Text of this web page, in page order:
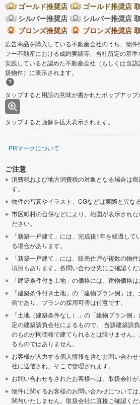
ゴールド推奨店
ゴールド推奨店
シルバー推奨店
シルバー推奨店
ブロンズ推奨店
ブロンズ推奨店
広告商品を購入している不動産会社のうち、物
フー不動産における成約実績等、当社所定の基
実践していると認めた不動産会社（もしくは当
扱物件）に表示されます。
タップすると用語の意味が書かれたポップアップ
タップすると画像を拡大表示されます。
PRマークについて
ご注意
消費税および地方消費税の対象となる場合は
す。
物件の写真やイラスト、CGなどは実際と異な
市区町村の合併などにより、地図が表示され
ださい。
「新築一戸建て」には、完成後1年を経過し
る場合があります。
「新築一戸建て」には、販売住戸が複数の物
項目もあります。各問い合わせ先にご確認くだ
「建築条件付き土地」の価格には、建物価格は
「建築条件付き土地」の「建物プラン例」は
例であり、プランの採用可否は任意です。
「土地（建築条件なし）」の「建物プラン例
定の建築請負会社によるもので、 当該建築請
のものが同価格で建てられるとは限りません
るものではありません。
お客様が入力する個人情報を含むお問い合わ
社に送信され、そこで管理されます。
お問い合わせをされたお客様へは、取扱会社が
物件に関するお客様のお問い合わせについて
関与いたしません。取扱会社に直接ご確認くだ